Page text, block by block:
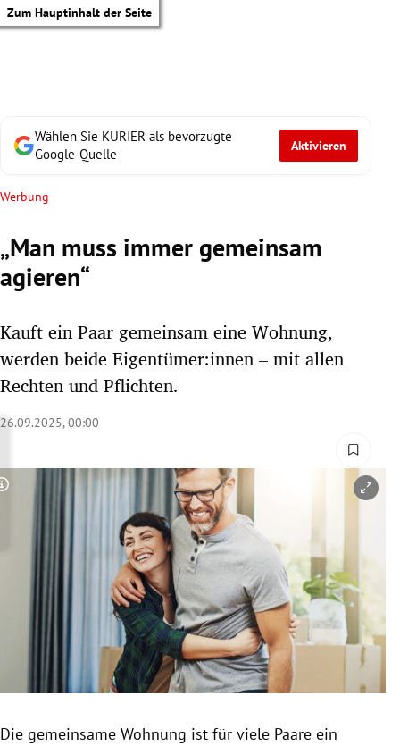
Zum Hauptinhalt der Seite
Untermenü
Untermenü
Untermenü
Untermenü
Untermenü
Wählen Sie KURIER als bevorzugte
Google-Quelle
Aktivieren
Werbung
„Man muss immer gemeinsam
agieren“
Kauft ein Paar gemeinsam eine Wohnung,
werden beide Eigentümer:innen – mit allen
Rechten und Pflichten.
26.09.2025, 00:00
Copyright-Hinweis öffnen/schließen
Die gemeinsame Wohnung ist für viele Paare ein